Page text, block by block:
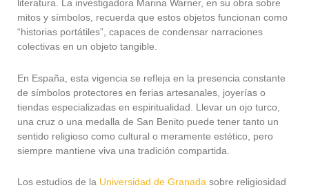
literatura. La investigadora Marina Warner, en su obra sobre
mitos y símbolos, recuerda que estos objetos funcionan como
“historias portátiles”, capaces de condensar narraciones
colectivas en un objeto tangible.
En España, esta vigencia se refleja en la presencia constante
de símbolos protectores en ferias artesanales, joyerías o
tiendas especializadas en espiritualidad. Llevar un ojo turco,
una cruz o una medalla de San Benito puede tener tanto un
sentido religioso como cultural o meramente estético, pero
siempre mantiene viva una tradición compartida.
Los estudios de la Universidad de Granada sobre religiosidad